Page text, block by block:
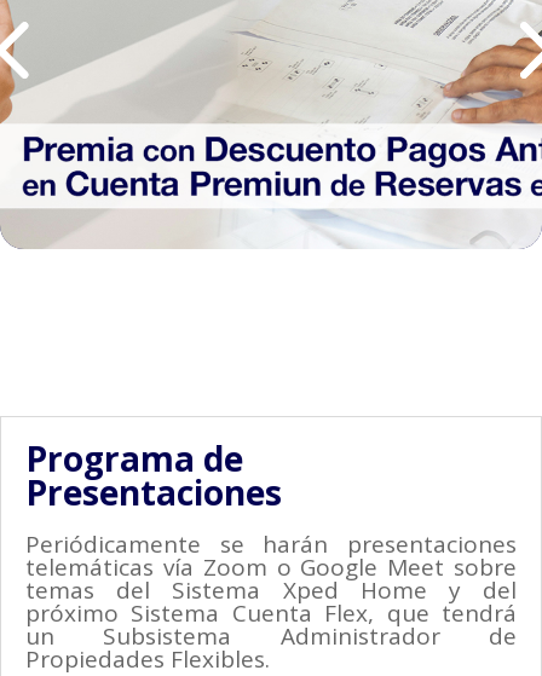
Programa de
Presentaciones
Periódicamente se harán presentaciones
telemáticas vía Zoom o Google Meet sobre
temas del Sistema Xped Home y del
próximo Sistema Cuenta Flex, que tendrá
un Subsistema Administrador de
Propiedades Flexibles.